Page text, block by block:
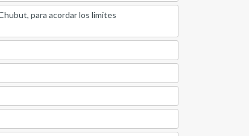
para acordar los limites